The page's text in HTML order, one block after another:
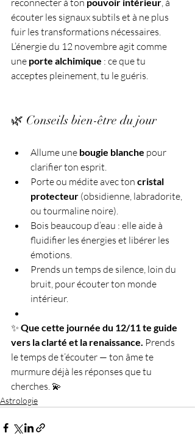
reconnecter à ton pouvoir intérieur, à
écouter les signaux subtils et à ne plus
fuir les transformations nécessaires.
L’énergie du 12 novembre agit comme
une porte alchimique : ce que tu
acceptes pleinement, tu le guéris.
🌿 Conseils bien-être du jour
Allume une bougie blanche pour
clarifier ton esprit.
Porte ou médite avec ton cristal
protecteur (obsidienne, labradorite,
ou tourmaline noire).
Bois beaucoup d’eau : elle aide à
fluidifier les énergies et libérer les
émotions.
Prends un temps de silence, loin du
bruit, pour écouter ton monde
intérieur.
✨ Que cette journée du 12/11 te guide
vers la clarté et la renaissance. Prends
le temps de t’écouter — ton âme te
murmure déjà les réponses que tu
cherches. 💫
Astrologie